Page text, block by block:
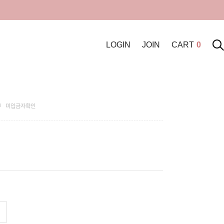
LOGIN JOIN CART 0
미입금자확인